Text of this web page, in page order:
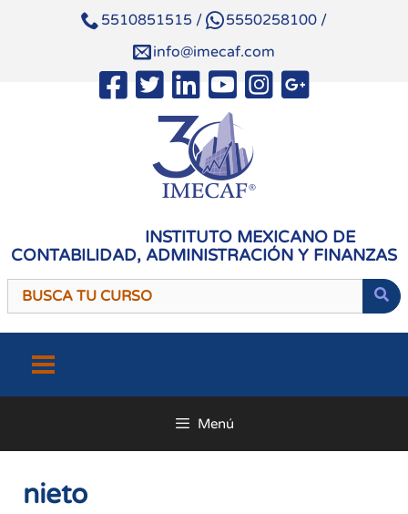
5510851515 / 5550258100 /
info@imecaf.com
INSTITUTO MEXICANO DE
CONTABILIDAD, ADMINISTRACIÓN Y FINANZAS
contenido
Menú
nieto